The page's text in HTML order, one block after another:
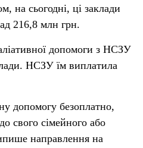
на сьогодні, ці заклади
216,8 млн грн.
допомоги з НСЗУ
НСЗУ їм виплатила
допомогу безоплатно,
свого сімейного або
направлення на